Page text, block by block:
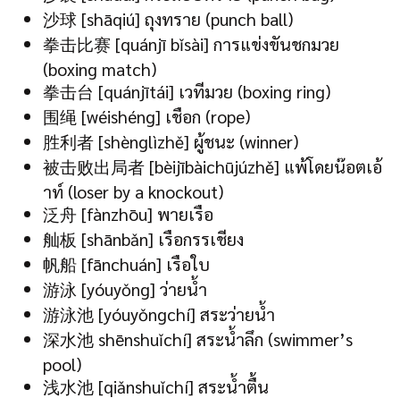
沙球 [shāqiú] ถุงทราย (punch ball)
拳击比赛 [quánjī bǐsài] การแข่งขันชกมวย
(boxing match)
拳击台 [quánjītái] เวทีมวย (boxing ring)
围绳 [wéishéng] เชือก (rope)
胜利者 [shènglìzhě] ผู้ชนะ (winner)
被击败出局者 [bèijībàichūjúzhě] แพ้โดยน๊อตเอ้
าท์ (loser by a knockout)
泛舟 [fànzhōu] พายเรือ
舢板 [shānbǎn] เรือกรรเชียง
帆船 [fānchuán] เรือใบ
游泳 [yóuyǒng] ว่ายน้ำ
游泳池 [yóuyǒngchí] สระว่ายน้ำ
深水池 shēnshuǐchí] สระน้ำลึก (swimmer’s
pool)
浅水池 [qiǎnshuǐchí] สระน้ำตื้น